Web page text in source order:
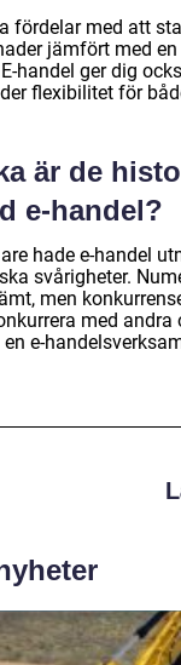
fördelar med att
jämfört med
handel ger dig
flexibilitet för
är de
e-handel?
hade e-handel
svårigheter.
men
med
e-